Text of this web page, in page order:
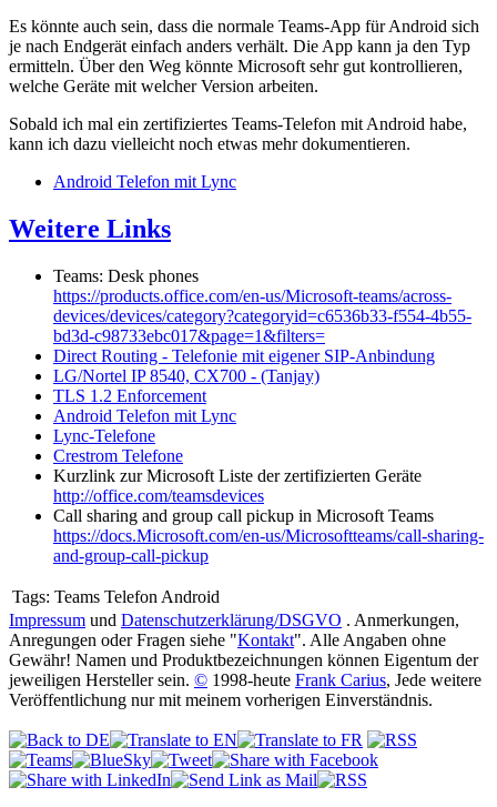
Es könnte auch sein, dass die normale Teams-App für Android sich
je nach Endgerät einfach anders verhält. Die App kann ja den Typ
ermitteln. Über den Weg könnte Microsoft sehr gut kontrollieren,
welche Geräte mit welcher Version arbeiten.
Sobald ich mal ein zertifiziertes Teams-Telefon mit Android habe,
kann ich dazu vielleicht noch etwas mehr dokumentieren.
Android Telefon mit Lync
Weitere Links
Teams: Desk phones
https://products.office.com/en-us/Microsoft-teams/across-
devices/devices/category?categoryid=c6536b33-f554-4b55-
bd3d-c98733ebc017&page=1&filters=
Direct Routing - Telefonie mit eigener SIP-Anbindung
LG/Nortel IP 8540, CX700 - (Tanjay)
TLS 1.2 Enforcement
Android Telefon mit Lync
Lync-Telefone
Crestrom Telefone
Kurzlink zur Microsoft Liste der zertifizierten Geräte
http://office.com/teamsdevices
Call sharing and group call pickup in Microsoft Teams
https://docs.Microsoft.com/en-us/Microsoftteams/call-sharing-
and-group-call-pickup
Tags: Teams Telefon Android
Impressum und Datenschutzerklärung/DSGVO . Anmerkungen,
Anregungen oder Fragen siehe "Kontakt". Alle Angaben ohne
Gewähr! Namen und Produktbezeichnungen können Eigentum der
jeweiligen Hersteller sein. © 1998-heute Frank Carius, Jede weitere
Veröffentlichung nur mit meinem vorherigen Einverständnis.